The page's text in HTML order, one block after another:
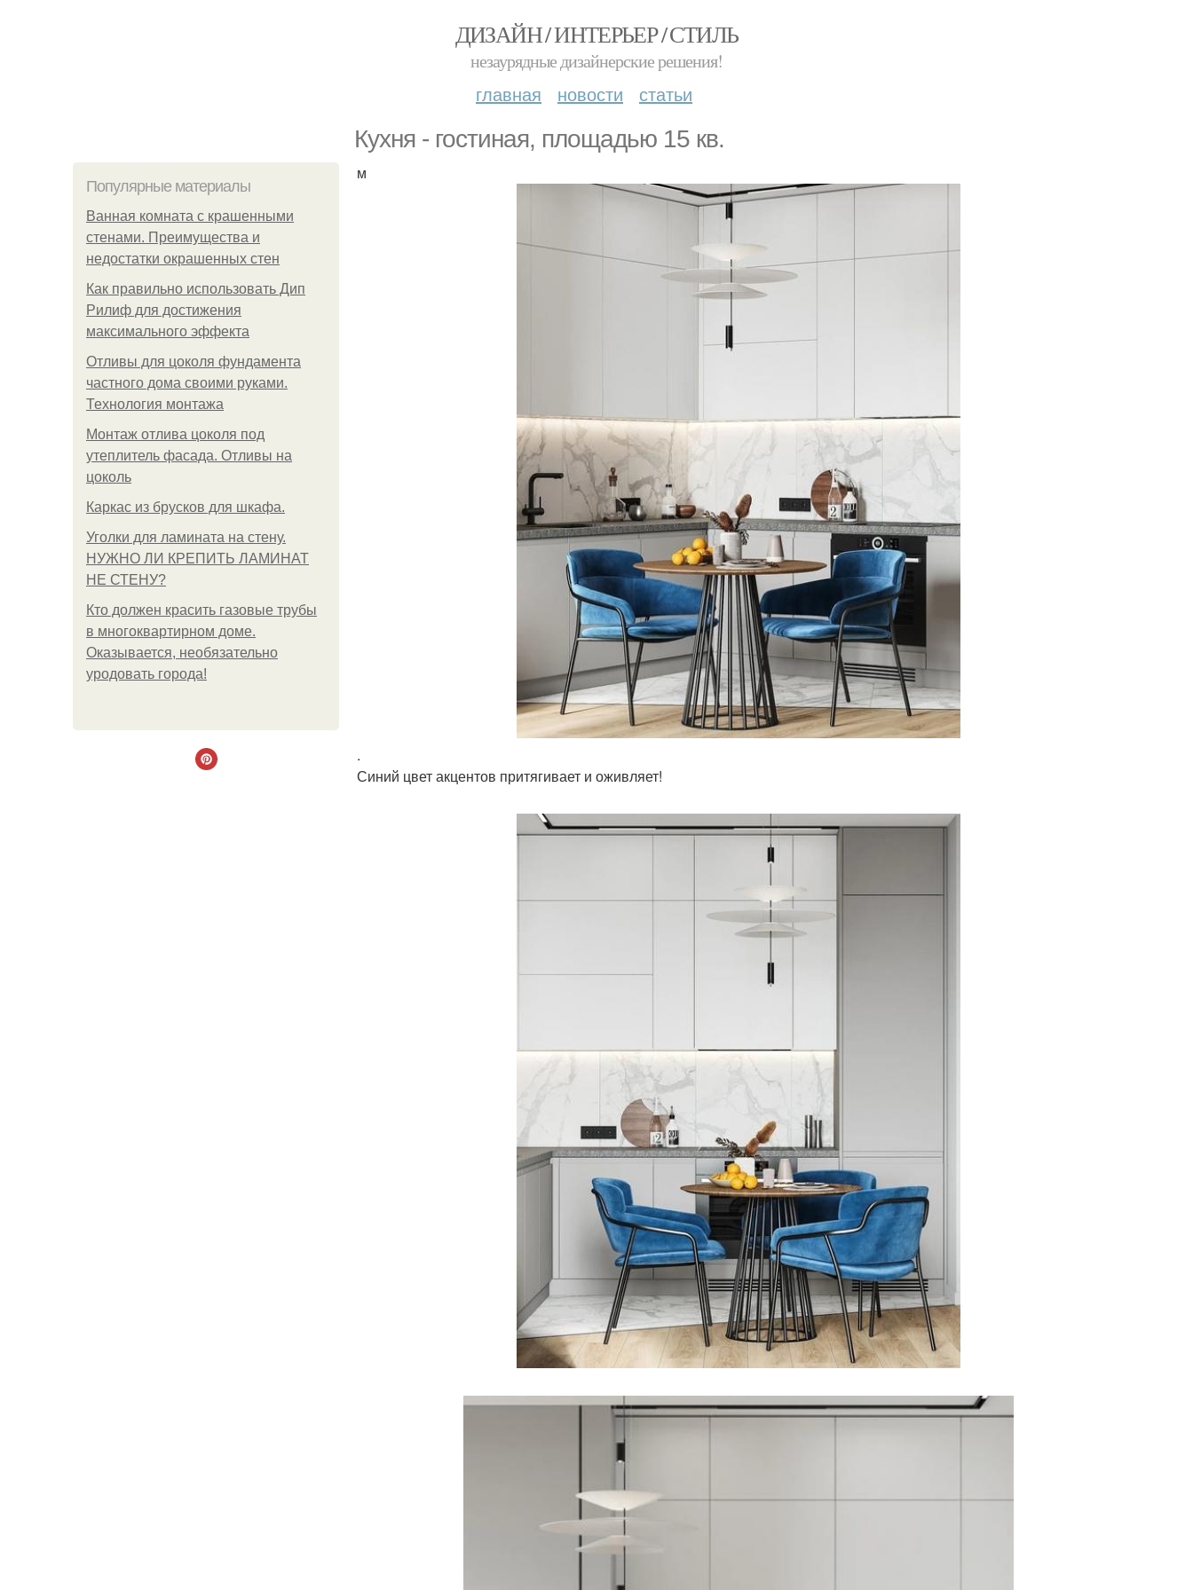
ДИЗАЙН / ИНТЕРЬЕР / СТИЛЬ
незаурядные дизайнерские решения!
главная новости статьи
Кухня - гостиная, площадью 15 кв.
Популярные материалы
Ванная комната с крашенными
стенами. Преимущества и
недостатки окрашенных стен
Как правильно использовать Дип
Рилиф для достижения
максимального эффекта
Отливы для цоколя фундамента
частного дома своими руками.
Технология монтажа
Монтаж отлива цоколя под
утеплитель фасада. Отливы на
цоколь
Каркас из брусков для шкафа.
Уголки для ламината на стену.
НУЖНО ЛИ КРЕПИТЬ ЛАМИНАТ
НЕ СТЕНУ?
Кто должен красить газовые трубы
в многоквартирном доме.
Оказывается, необязательно
уродовать города!
м
.
Синий цвет акцентов притягивает и оживляет!